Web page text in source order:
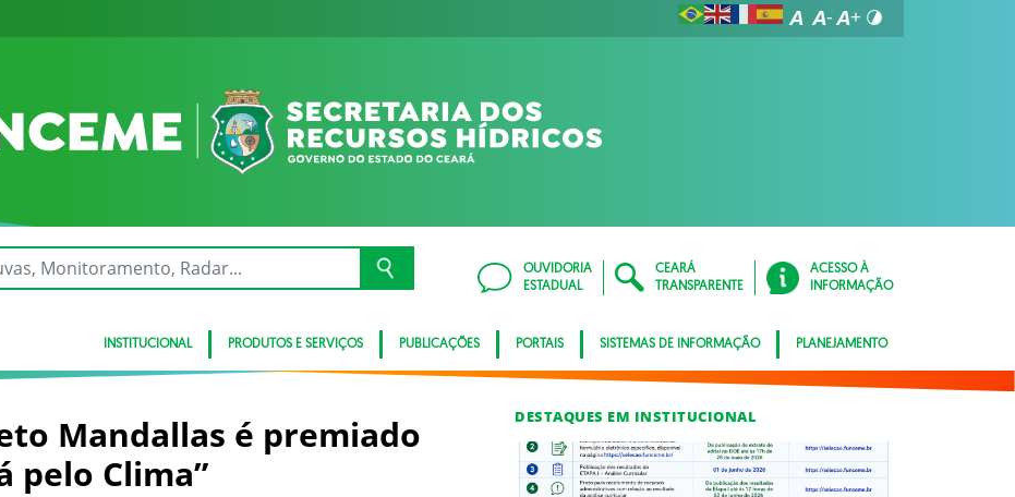
OUVIDORIA
ESTADUAL
CEARÁ
TRANSPARENTE
ACESSO À
INFORMAÇÃO
INSTITUCIONAL PRODUTOS E SERVIÇOS PUBLICAÇÕES PORTAIS SISTEMAS DE INFORMAÇÃO PLANEJAMENTO
Mandallas é premiado
pelo Clima”
DESTAQUES EM INSTITUCIONAL